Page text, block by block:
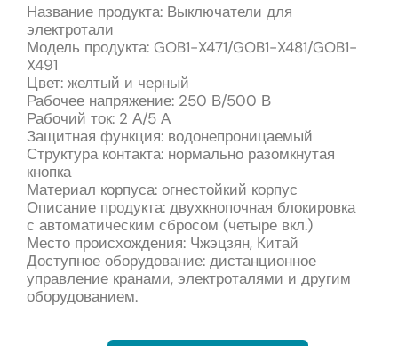
Название продукта: Выключатели для
электротали
Модель продукта: GOB1-X471/GOB1-X481/GOB1-
X491
Цвет: желтый и черный
Рабочее напряжение: 250 В/500 В
Рабочий ток: 2 А/5 А
Защитная функция: водонепроницаемый
Структура контакта: нормально разомкнутая
кнопка
Материал корпуса: огнестойкий корпус
Описание продукта: двухкнопочная блокировка
с автоматическим сбросом (четыре вкл.)
Место происхождения: Чжэцзян, Китай
Доступное оборудование: дистанционное
управление кранами, электроталями и другим
оборудованием.